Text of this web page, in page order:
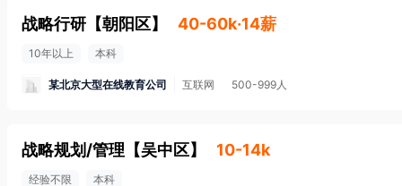
战略行研 【朝阳区】 40-60k·14薪
10年以上 本科
某北京大型在线教育公司 互联网 500-999人
战略规划/管理 【吴中区】 10-14k
经验不限 本科